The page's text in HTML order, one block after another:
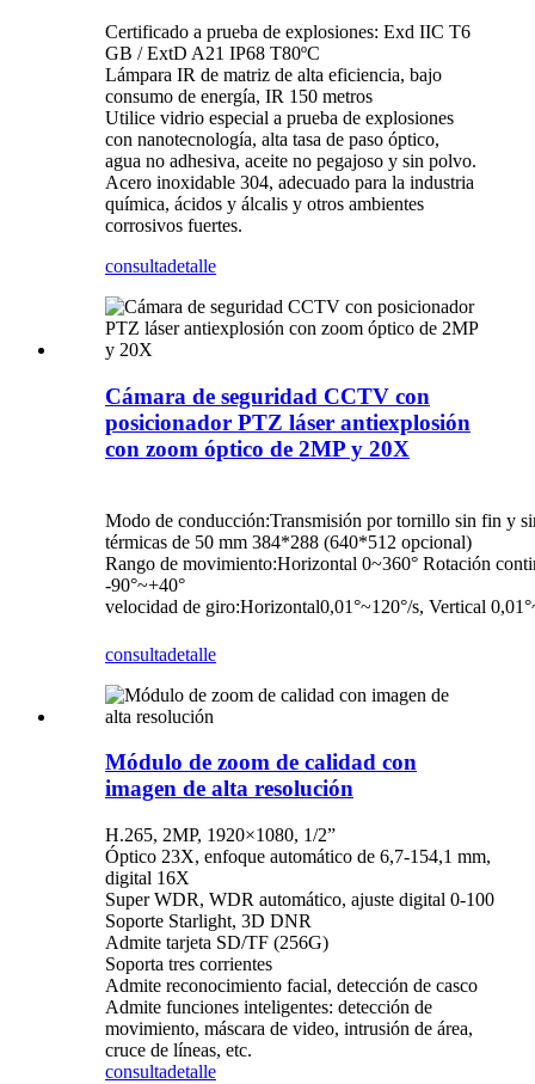
Certificado a prueba de explosiones: Exd IIC T6
GB / ExtD A21 IP68 T80ºC
Lámpara IR de matriz de alta eficiencia, bajo
consumo de energía, IR 150 metros
Utilice vidrio especial a prueba de explosiones
con nanotecnología, alta tasa de paso óptico,
agua no adhesiva, aceite no pegajoso y sin polvo.
Acero inoxidable 304, adecuado para la industria
química, ácidos y álcalis y otros ambientes
corrosivos fuertes.
consultadetalle
Cámara de seguridad CCTV con
posicionador PTZ láser antiexplosión
con zoom óptico de 2MP y 20X
Modo de conducción:Transmisión por tornillo sin fin y
térmicas de 50 mm 384*288 (640*512 opcional)
Rango de movimiento:Horizontal 0~360° Rotación
-90°~+40°
velocidad de giro:Horizontal0,01°~120°/s, Vertical
consultadetalle
Módulo de zoom de calidad con
imagen de alta resolución
H.265, 2MP, 1920×1080, 1/2”
Óptico 23X, enfoque automático de 6,7-154,1 mm,
digital 16X
Super WDR, WDR automático, ajuste digital 0-100
Soporte Starlight, 3D DNR
Admite tarjeta SD/TF (256G)
Soporta tres corrientes
Admite reconocimiento facial, detección de casco
Admite funciones inteligentes: detección de
movimiento, máscara de video, intrusión de área,
cruce de líneas, etc.
consultadetalle